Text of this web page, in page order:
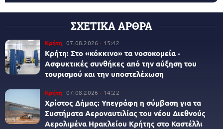
ΣΧΕΤΙΚΑ ΑΡΘΡΑ
Κρήτη 07.08.2026 15:42
Κρήτη: Στο «κόκκινο» τα νοσοκομεία -
Ασφυκτικές συνθήκες από την αύξηση του
τουρισμού και την υποστελέχωση
Κρήτη 07.08.2026 14:22
Χρίστος Δήμας: Υπεγράφη η σύμβαση για τα
Συστήματα Αεροναυτιλίας του νέου Διεθνούς
Αερολιμένα Ηρακλείου Κρήτης στο Καστέλλι